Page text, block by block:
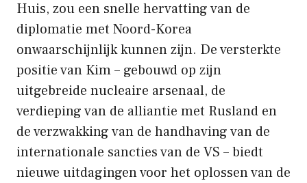
Huis, zou een snelle hervatting van de
diplomatie met Noord-Korea
onwaarschijnlijk kunnen zijn. De versterkte
positie van Kim – gebouwd op zijn
uitgebreide nucleaire arsenaal, de
verdieping van de alliantie met Rusland en
de verzwakking van de handhaving van de
internationale sancties van de VS – biedt
nieuwe uitdagingen voor het oplossen van de